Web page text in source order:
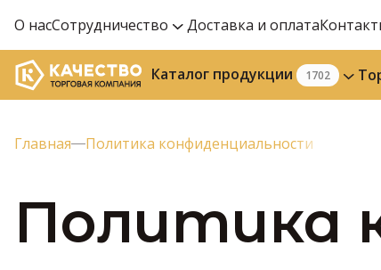
О насСотрудничество Доставка и оплата
Каталог продукции 1702
Главная Политика конфиденциальности
Политика